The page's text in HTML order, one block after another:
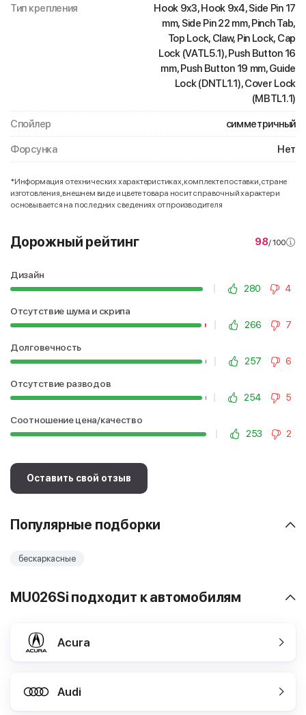
Тип крепления
Hook 9x3, Hook 9x4, Side Pin 17
mm, Side Pin 22 mm, Pinch Tab,
Top Lock, Claw, Pin Lock, Cap
Lock (VATL5.1), Push Button 16
mm, Push Button 19 mm, Guide
Lock (DNTL1.1), Cover Lock
(MBTL1.1)
Спойлер симметричный
Форсунка Нет
*Информация о технических характеристиках, комплекте поставки, стране
изготовления, внешнем виде и цвете товара носит справочный характер и
основывается на последних сведениях от производителя
Дорожный рейтинг 98/ 100
Дизайн
280
4
Отсутствие шума и скрипа
266
7
Долговечность
257
6
Отсутствие разводов
254
5
Соотношение цена/качество
253
2
Оставить свой отзыв
Популярные подборки
бескаркасные
MU026Si подходит к автомобилям
Acura
Audi